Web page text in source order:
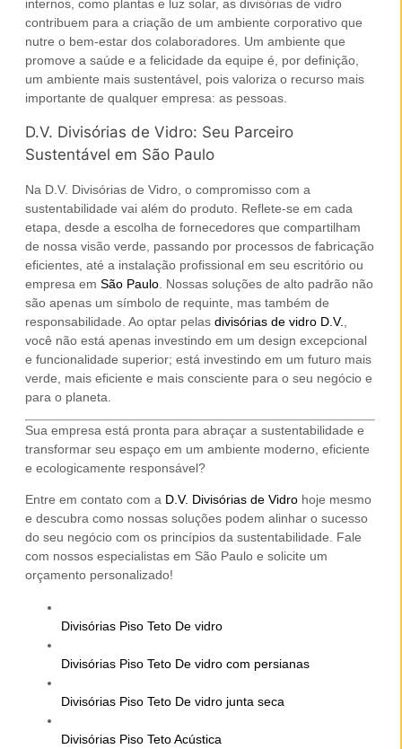
internos, como plantas e luz solar, as divisórias de vidro
contribuem para a criação de um ambiente corporativo que
nutre o bem-estar dos colaboradores. Um ambiente que
promove a saúde e a felicidade da equipe é, por definição,
um ambiente mais sustentável, pois valoriza o recurso mais
importante de qualquer empresa: as pessoas.
D.V. Divisórias de Vidro: Seu Parceiro
Sustentável em São Paulo
Na D.V. Divisórias de Vidro, o compromisso com a
sustentabilidade vai além do produto. Reflete-se em cada
etapa, desde a escolha de fornecedores que compartilham
de nossa visão verde, passando por processos de fabricação
eficientes, até a instalação profissional em seu escritório ou
empresa em São Paulo . Nossas soluções de alto padrão não
são apenas um símbolo de requinte, mas também de
responsabilidade. Ao optar pelas divisórias de vidro D.V.
você não está apenas investindo em um design excepcional
e funcionalidade superior; está investindo em um futuro mais
verde, mais eficiente e mais consciente para o seu negócio e
para o planeta.
Sua empresa está pronta para abraçar a sustentabilidade e
transformar seu espaço em um ambiente moderno, eficiente
e ecologicamente responsável?
Entre em contato com a D.V. Divisórias de Vidro hoje mesmo
e descubra como nossas soluções podem alinhar o sucesso
do seu negócio com os princípios da sustentabilidade. Fale
com nossos especialistas em São Paulo e solicite um
orçamento personalizado!
Divisórias Piso Teto De vidro
Divisórias Piso Teto De vidro com persianas
Divisórias Piso Teto De vidro junta seca
Divisórias Piso Teto Acústica